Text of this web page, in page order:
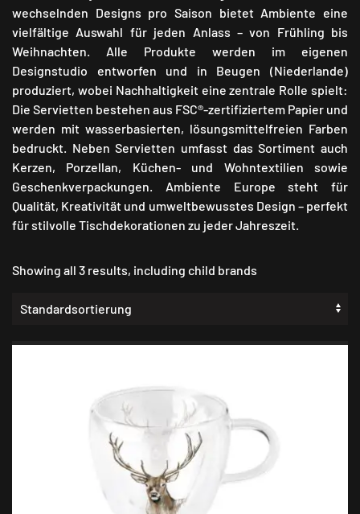
wechselnden Designs pro Saison bietet Ambiente eine
vielfältige Auswahl für jeden Anlass – von Frühling bis
Weihnachten. Alle Produkte werden im eigenen
Designstudio entworfen und in Beugen (Niederlande)
produziert, wobei Nachhaltigkeit eine zentrale Rolle spielt:
Die Servietten bestehen aus FSC®-zertifiziertem Papier und
werden mit wasserbasierten, lösungsmittelfreien Farben
bedruckt. Neben Servietten umfasst das Sortiment auch
Kerzen, Porzellan, Küchen- und Wohntextilien sowie
Geschenkverpackungen. Ambiente Europe steht für
Qualität, Kreativität und umweltbewusstes Design – perfekt
für stilvolle Tischdekorationen zu jeder Jahreszeit.
Showing all 3 results, including child brands